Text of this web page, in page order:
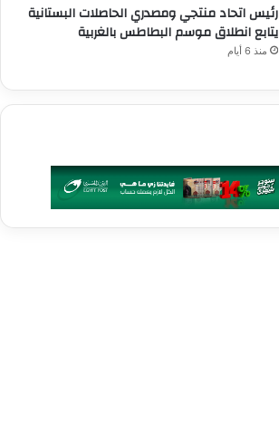
رئيس اتحاد منتجي ومصدري الحاصلات البستانية
يتابع انطلاق موسم البطاطس بالغربية
منذ 6 أيام